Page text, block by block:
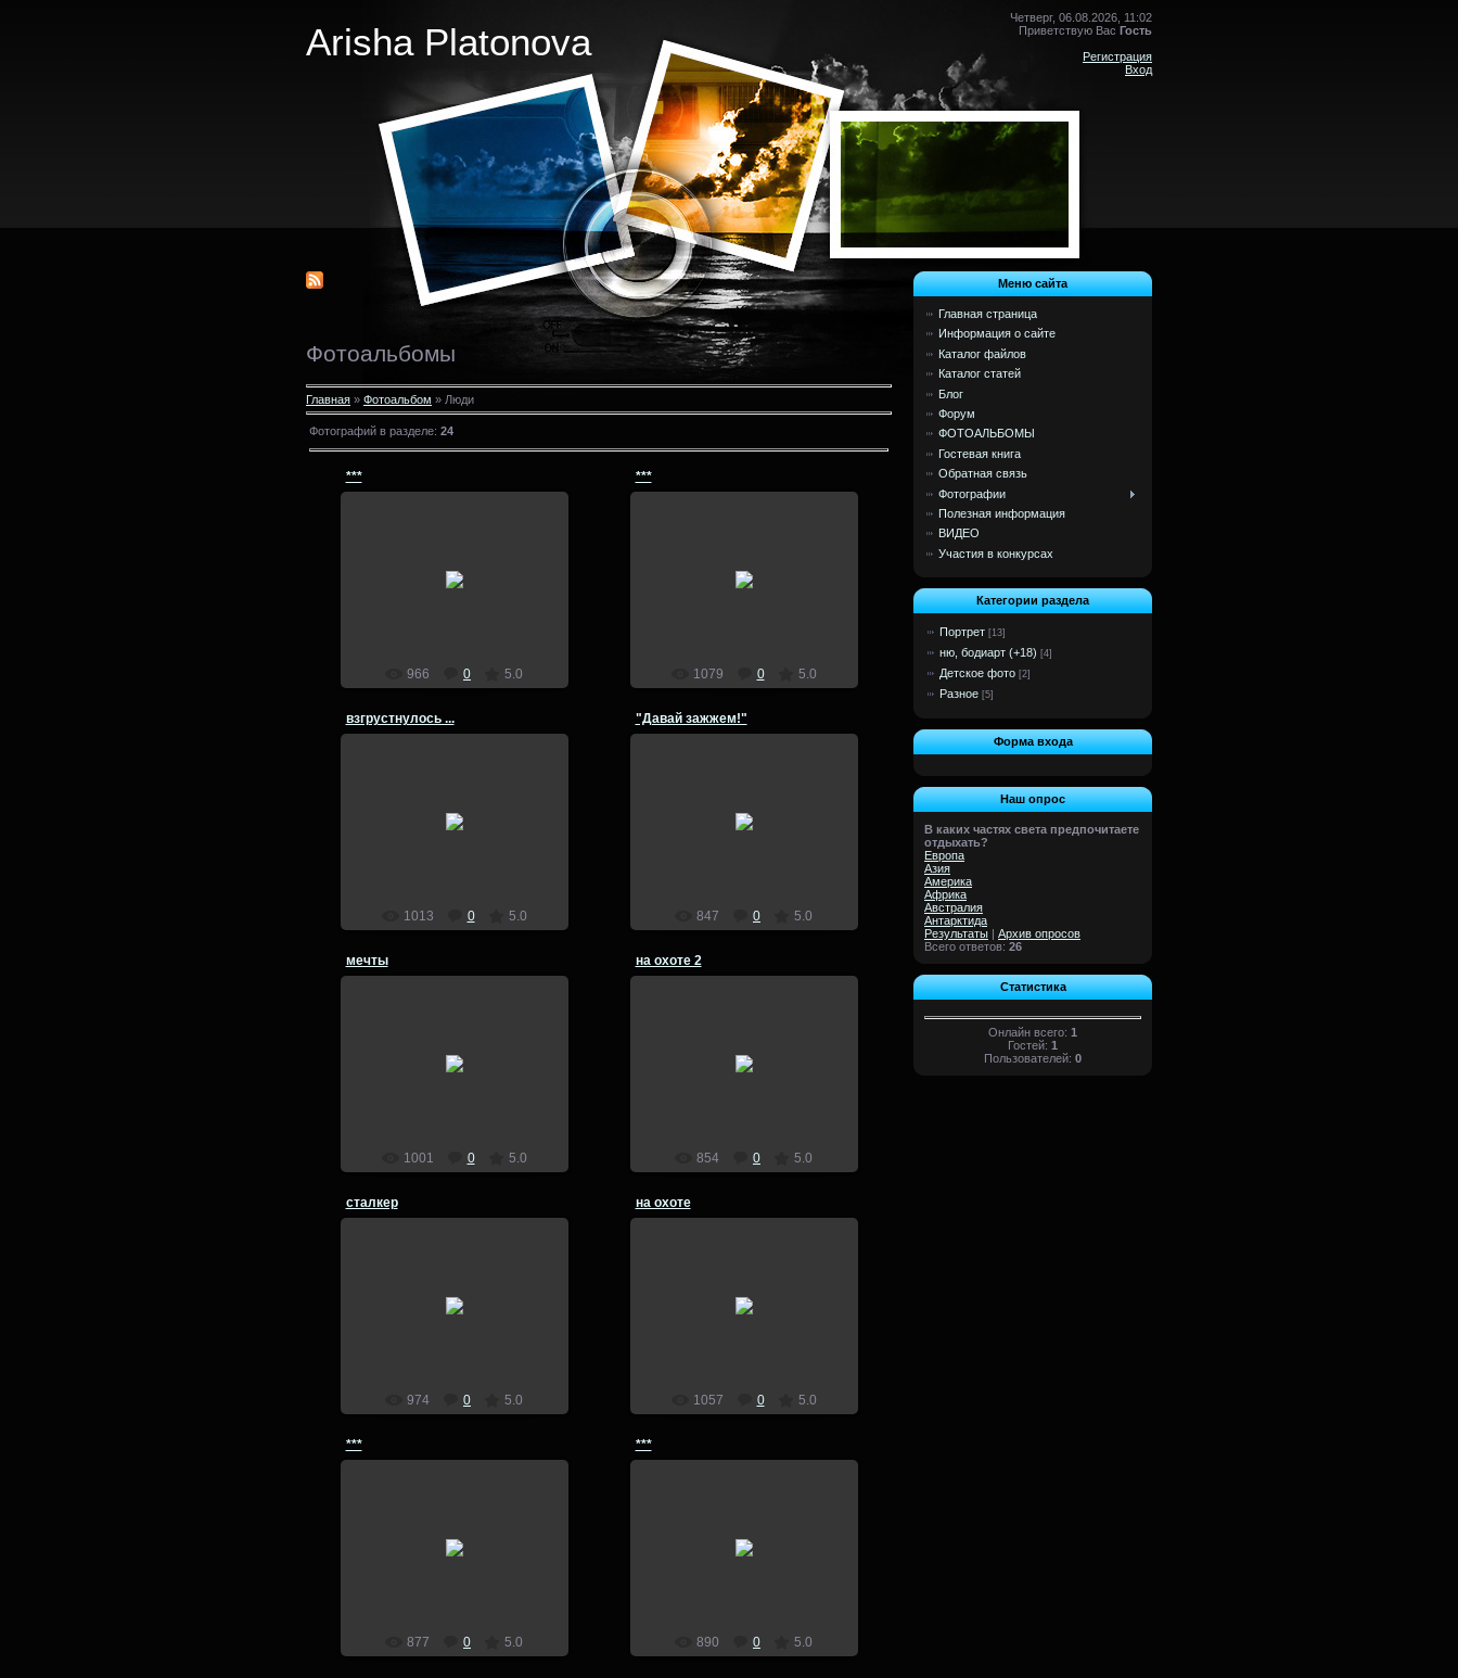
Arisha Platonova
Четверг, 06.08.2026, 11:02
Приветствую Вас Гость
Регистрация
Вход
Фотоальбомы
Главная » Фотоальбом » Люди
Фотографий в разделе: 24
***
966 0 5.0
***
1079 0 5.0
взгрустнулось ...
1013 0 5.0
"Давай зажжем!"
847 0 5.0
мечты
1001 0 5.0
на охоте 2
854 0 5.0
сталкер
974 0 5.0
на охоте
1057 0 5.0
***
877 0 5.0
***
890 0 5.0
Меню сайта
Главная страница
Информация о сайте
Каталог файлов
Каталог статей
Блог
Форум
ФОТОАЛЬБОМЫ
Гостевая книга
Обратная связь
Фотографии
Полезная информация
ВИДЕО
Участия в конкурсах
Категории раздела
Портрет [13]
ню, бодиарт (+18) [4]
Детское фото [2]
Разное [5]
Форма входа
Наш опрос
В каких частях света предпочитаете
отдыхать?
Европа
Азия
Америка
Африка
Австралия
Антарктида
Результаты | Архив опросов
Всего ответов: 26
Статистика
Онлайн всего: 1
Гостей: 1
Пользователей: 0